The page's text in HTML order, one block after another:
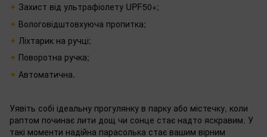
Захист від ультрафіолету UPF50+;
Вологовідштовхуюча пропитка;
Ліхтарик на ручці;
Поворотна ручка;
Автоматична.
Уявіть собі ідеальну прогулянку в парку або містечку, коли
раптом починає лити дощ чи сонце стає надто яскравим. У
такі моменти надійна парасолька стає вашим вірним